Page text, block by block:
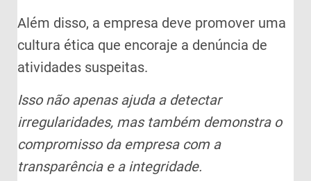
Além disso, a empresa deve promover uma
cultura ética que encoraje a denúncia de
atividades suspeitas.
Isso não apenas ajuda a detectar
irregularidades, mas também demonstra o
compromisso da empresa com a
transparência e a integridade.